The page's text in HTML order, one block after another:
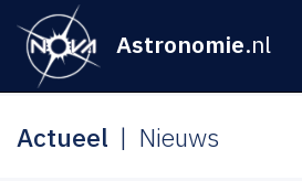
Astronomie.nl
Actueel Nieuws